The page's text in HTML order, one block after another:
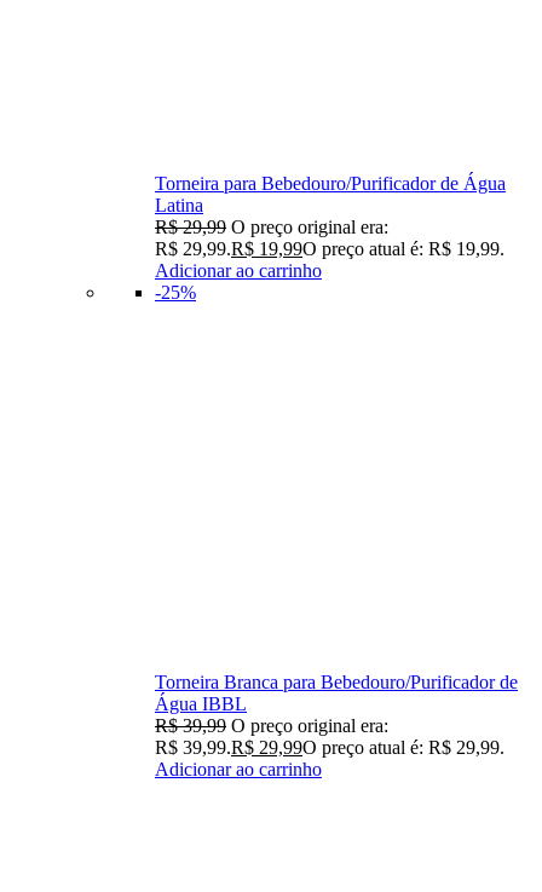
Torneira para Bebedouro/Purificador de Água
Latina
R$29,99 O preço original era:
R$ 29,99.R$ 19,99O preço atual é: R$ 19,99.
Adicionar ao carrinho
-25%
Torneira Branca para Bebedouro/Purificador de
Água IBBL
R$39,99 O preço original era:
R$ 39,99.R$ 29,99O preço atual é: R$ 29,99.
Adicionar ao carrinho